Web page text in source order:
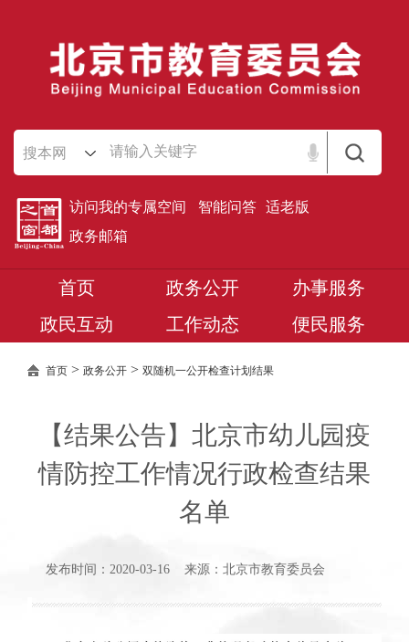
搜本网
访问我的专属空间 智能问答 适老版
政务邮箱
首页 政务公开
办事服务
政民互动
工作动态 便民服务
首页 > 政务公开 > 双随机一公开检查计划结果
【结果公告】北京市幼儿园疫
情防控工作情况行政检查结果
名单
发布时间：2020-03-16 来源：北京市教育委员会